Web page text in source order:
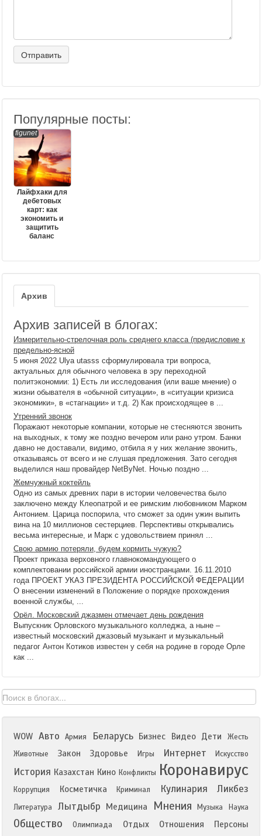
Популярные посты:
figunet
Лайфхаки для
дебетовых
карт: как
экономить и
защитить
баланс
Архив
Архив записей в блогах:
Измерительно-стрелочная роль среднего класса (предисловие к
предельно-ясной
5 июня 2022 Ulya utasss сформулировала три вопроса,
актуальных для обычного человека в эру переходной
политэкономии: 1) Есть ли исследования (или ваше мнение) о
жизни обывателя в «обычной ситуации», в «ситуации кризиса
экономики», в «стагнации» и т.д. 2) Как происходящее в ...
Утренний звонок
Поражают некоторые компании, которые не стесняются звонить
на выходных, к тому же поздно вечером или рано утром. Банки
давно не доставали, видимо, отбила я у них желание звонить,
отказываясь от всего и не слушая предложения. Зато сегодня
выделился наш провайдер NetByNet. Ночью поздно ...
Жемчужный коктейль
Одно из самых древних пари в истории человечества было
заключено между Клеопатрой и ее римским любовником Марком
Антонием. Царица поспорила, что сможет за один ужин выпить
вина на 10 миллионов сестерциев. Перспективы открывались
весьма интересные, и Марк с удовольствием принял ...
Свою армию потеряли, будем кормить чужую?
Проект приказа верховного главнокомандующего о
комплектовании российской армии иностранцами. 16.11.2010
года ПРОЕКТ УКАЗ ПРЕЗИДЕНТА РОССИЙСКОЙ ФЕДЕРАЦИИ
О внесении изменений в Положение о порядке прохождения
военной службы, ...
Орёл. Московский джазмен отмечает день рождения
Выпускник Орловского музыкального колледжа, а ныне –
известный московский джазовый музыкант и музыкальный
педагог Антон Котиков известен у себя на родине в городе Орле
как ...
WOW Авто Армия Беларусь Бизнес Видео Дети
Жесть
Животные
Закон Здоровье Игры Интернет Искусство
История Казахстан Кино Конфликты Коронавирус
Коррупция Косметичка Криминал Кулинария Ликбез
Литература Лытдыбр Медицина Мнения Музыка Наука
Общество Олимпиада Отдых Отношения Персоны